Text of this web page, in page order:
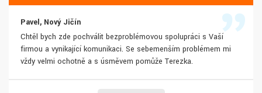
Pavel, Nový Jičín
Chtěl bych zde pochválit bezproblémovou spolupráci s Vaší
firmou a vynikající komunikaci. Se sebemenším problémem mi
vždy velmi ochotně a s úsměvem pomůže Terezka.